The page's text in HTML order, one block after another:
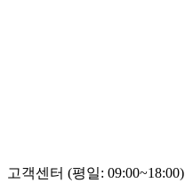
고객센터 (평일: 09:00~18:00)